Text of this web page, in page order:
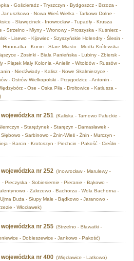
- Gościeradz - Tryszczyn - Bydgoszcz - Brzoza -
- Nowa Wieś Wielka - Tarkowo Dolne -
- Sławęcinek - Inowrocław - Tupadły - Krusza
- Strzelno - Młyny - Wronowy - Proszyska - Kuśnierz -
- Lisewo - Kijowiec - Szyszyńskie Holendry - Ślesin -
Honoratka - Konin - Stare Miasto - Modła Królewska -
- Zosinki - Biała Panieńska - Lubiny - Zbiersk -
- Piątek Mały Kolonia - Anielin - Witoldów - Russów -
- Niedźwiady - Kalisz - Nowe Skalmierzyce -
- Ostrów Wielkopolski - Przygodzice - Antonin -
- Ose - Oska Piła - Drołtowice - Katiusza -
nr 251 (Kaliska - Tarnowo Pałuckie -
- Starężynek - Starężyn - Damasławek -
- Sarbinowo - Żnin-Wieś - Żnin - Murczyn -
- Barcin - Krotoszyn - Piechcin - Pakość - Cieślin -
nr 252 (Inowrocław - Marulewy -
- Pieczyska - Sobiesiernie - Pieranie - Bąkowo -
- Zakrzewo - Bachorza - Wola Bachorna -
Duża - Słupy Małe - Bądkowo - Jaranowo -
- Włocławek)
nr 255 (Strzelno - Bławatki -
- Dobieszewice - Jankowo - Pakość)
nr 400 (Więcławice - Latkowo)